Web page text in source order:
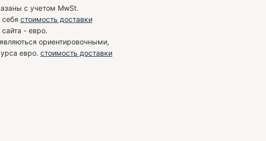
с учетом MwSt.
стоимость доставки
- евро.
ориентировочными,
евро. стоимость доставки